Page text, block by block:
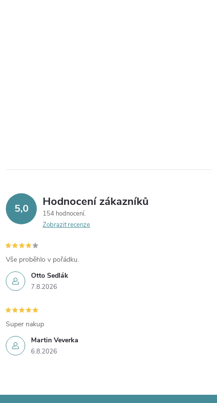
5,0 Hodnocení zákazníků
154 hodnocení
Zobrazit recenze
Otto Sedlák
7.8.2026
Vše proběhlo v pořádku.
Martin Veverka
6.8.2026
Super nakup